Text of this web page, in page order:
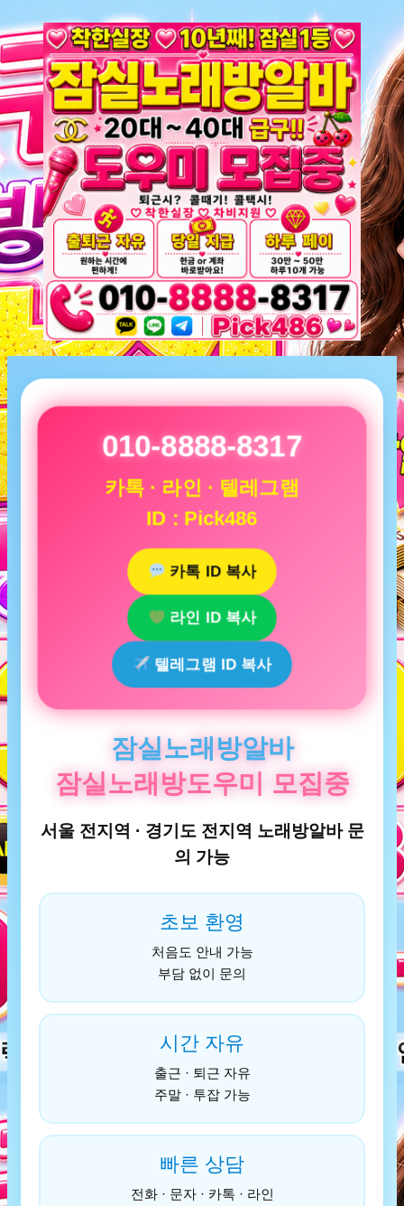
010-8888-8317
카톡 · 라인 · 텔레그램
ID : Pick486
카톡 ID 복사
라인 ID 복사
텔레그램 ID 복사
잠실노래방알바
잠실노래방도우미 모집중
서울 전지역 · 경기도 전지역 노래방알바 문
의 가능
초보 환영
처음도 안내 가능
부담 없이 문의
시간 자유
출근 · 퇴근 자유
주말 · 투잡 가능
빠른 상담
전화 · 문자 · 카톡 · 라인